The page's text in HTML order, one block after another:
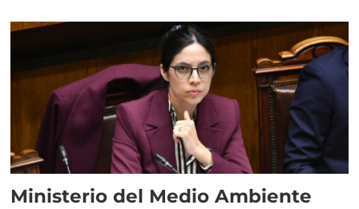
Ministerio del Medio Ambiente